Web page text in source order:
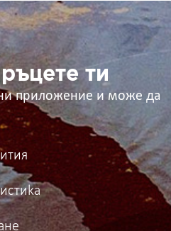
ти
приложение и може да